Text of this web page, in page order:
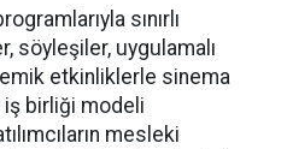
sınırlı
söyleşiler, uygulamalı
etkinliklerle sinema
iş birliği modeli
mesleki